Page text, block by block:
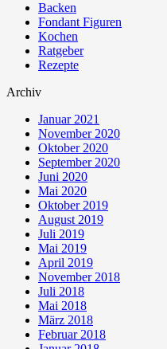
Backen
Fondant Figuren
Kochen
Ratgeber
Rezepte
Archiv
Januar 2021
November 2020
Oktober 2020
September 2020
Juni 2020
Mai 2020
Oktober 2019
August 2019
Juli 2019
Mai 2019
April 2019
November 2018
Juli 2018
Mai 2018
März 2018
Februar 2018